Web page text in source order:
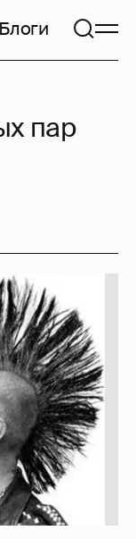
Блоги
пар